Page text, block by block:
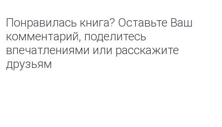
Понравилась книга? Оставьте Ваш
комментарий, поделитесь
впечатлениями или расскажите
друзьям